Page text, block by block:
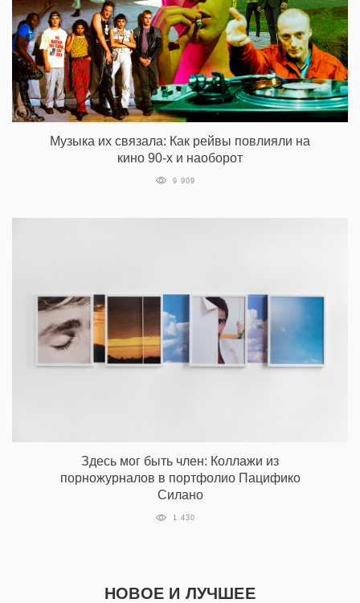
Музыка их связала: Как рейвы повлияли на
кино 90-х и наоборот
9 909
Здесь мог быть член: Коллажи из
порножурналов в портфолио Пацифико
Силано
1 430
НОВОЕ И ЛУЧШЕЕ